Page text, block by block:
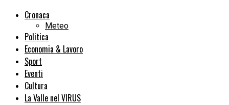
Cronaca
Meteo
Politica
Economia & Lavoro
Sport
Eventi
Cultura
La Valle nel VIRUS